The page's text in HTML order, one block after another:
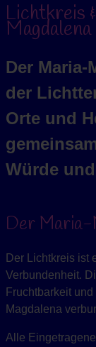
Lichtkreis
Magdalena
Der
der
Orte und
Würde
Der Maria-
Der Lichtkreis ist
Verbundenheit.
Fruchtbarkeit
Magdalena
Alle